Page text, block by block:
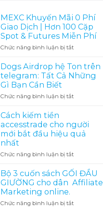
MEXC Khuyến Mãi 0 Phí
Giao Dịch | Hơn 100 Cặp
Spot & Futures Miễn Phí
Chức năng bình luận bị tắtở
Khuyến
Mãi
0
Giao
Hơn
100
Cặp
&
Miễn
Phí
Dogs Airdrop hệ Ton trên
telegram: Tất Cả Những
Gì Bạn Cần Biết
Chức năng bình luận bị tắtở
Ton
trên
Tất
Những
Gì
Bạn
Biết
Cách kiếm tiền
accesstrade cho người
mới bắt đầu hiệu quả
nhất
Chức năng bình luận bị tắtở
kiếm
tiền
accesstrade
người
Bộ 3 cuốn sách GỐI ĐẦU
GIƯỜNG cho dân Affiliate
Marketing online.
Chức năng bình luận bị tắtở